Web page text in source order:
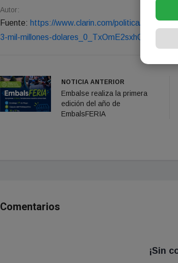
Autor:
Fuente: https://www.clarin.com/politica/justicia-
3-mil-millones-dolares_0_TxOmE2sxhQ.html
NOTICIA ANTERIOR
Embalse realiza la primera
edición del año de
EmbalsFERIA
Comentarios
¡Sin